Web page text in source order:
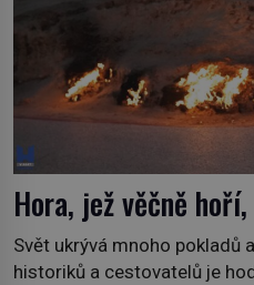
Hora, jež věčně
Svět ukrývá mnoho pokladů
historiků a cestovatelů je